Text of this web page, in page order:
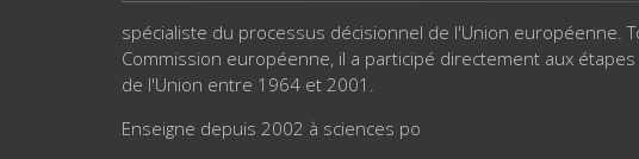
spécialiste du processus décisionnel de l'Union européenne.
Commission européenne, il a participé directement aux
de l'Union entre 1964 et 2001.
Enseigne depuis 2002 à sciences po